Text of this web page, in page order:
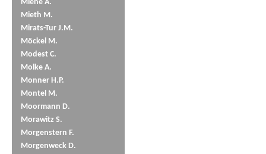
Miene A.
Mieth M.
Mirats-Tur J.M.
Möckel M.
Modest C.
Molke A.
Monner H.P.
Montel M.
Moormann D.
Morawitz S.
Morgenstern F.
Morgenweck D.